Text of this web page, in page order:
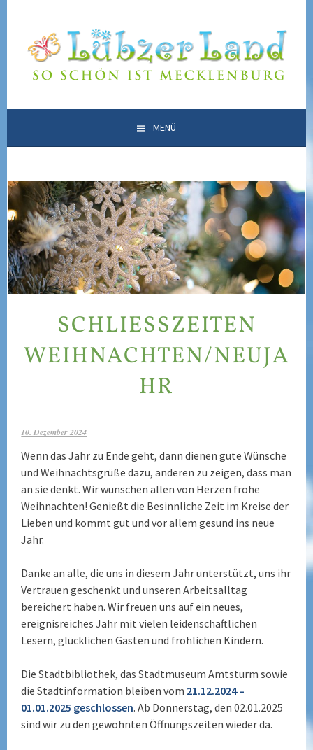
InhaltLÜBZER LAND
SO SCHÖN IST MECKLENBURG
MENÜ
SCHLIESSZEITEN W
EIHNACHTEN/NEUJAH
R
10. Dezember 2024
Wenn das Jahr zu Ende geht, dann dienen gute Wünsche
und Weihnachtsgrüße dazu, anderen zu zeigen, dass man
an sie denkt. Wir wünschen allen von Herzen frohe
Weihnachten! Genießt die Besinnliche Zeit im Kreise der
Lieben und kommt gut und vor allem gesund ins neue
Jahr.
Danke an alle, die uns in diesem Jahr unterstützt, uns ihr
Vertrauen geschenkt und unseren Arbeitsalltag
bereichert haben. Wir freuen uns auf ein neues,
ereignisreiches Jahr mit vielen leidenschaftlichen
Lesern, glücklichen Gästen und fröhlichen Kindern.
Die Stadtbibliothek, das Stadtmuseum Amtsturm sowie
die Stadtinformation bleiben vom 21.12.2024 –
01.01.2025 geschlossen. Ab Donnerstag, den 02.01.2025
sind wir zu den gewohnten Öffnungszeiten wieder da.